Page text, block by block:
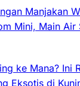
Manjakan
Mini, Main Air
ke Mana? Ini
Eksotis di